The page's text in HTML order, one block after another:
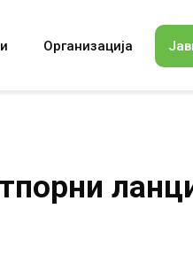
Организација